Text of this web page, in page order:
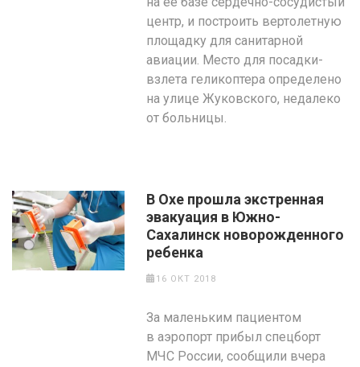
центр, и построить вертолетную
площадку для санитарной
авиации. Место для посадки-
взлета геликоптера определено
на улице Жуковского, недалеко
от больницы.
В Охе прошла экстренная
эвакуация в Южно-
Сахалинск новорожденного
ребенка
16 ОКТ 2018
За маленьким пациентом
в аэропорт прибыл спецборт
МЧС России, сообщили вчера